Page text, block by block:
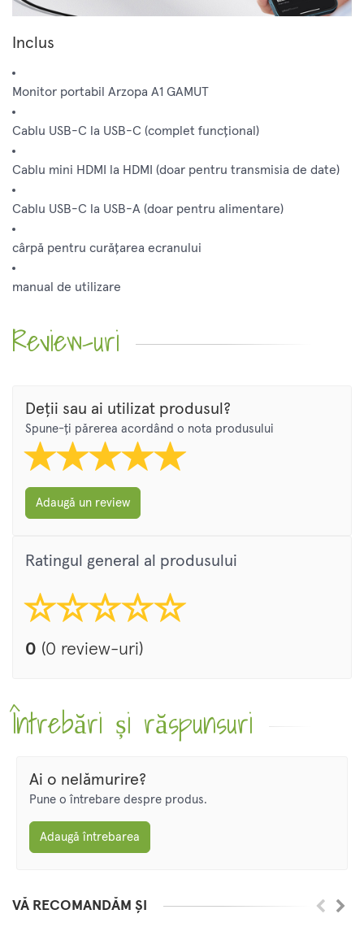
Inclus
Monitor portabil Arzopa A1 GAMUT
Cablu USB-C la USB-C (complet funcțional)
Cablu mini HDMI la HDMI (doar pentru transmisia de date)
Cablu USB-C la USB-A (doar pentru alimentare)
cârpă pentru curățarea ecranului
manual de utilizare
Review-uri
Deții sau ai utilizat produsul?
Spune-ți părerea acordând o nota produsului
Adaugă un review
Ratingul general al produsului
0 (0 review-uri)
Întrebări și răspunsuri
Ai o nelămurire?
Pune o întrebare despre produs.
Adaugă întrebarea
VĂ RECOMANDĂM ȘI